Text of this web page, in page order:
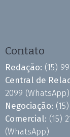
Contato
Redação: (15)
Central de
2099 (WhatsApp)
Negociação:
Comercial: (15)
(WhatsApp)